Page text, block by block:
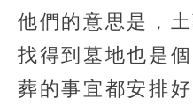
他們的意思是，
找得到墓地也是
葬的事宜都安排